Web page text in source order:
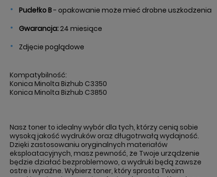
Pudełko B- opakowanie może mieć drobne uszkodzenia
Gwarancja:24 miesiące
Zdjęcie poglądowe
Kompatybilność:
Konica Minolta Bizhub C3350
Konica Minolta Bizhub C3850
Nasz toner to idealny wybór dla tych, którzy cenią sobie
wysoką jakość wydruków oraz długotrwałą wydajność.
Dzięki zastosowaniu oryginalnych materiałów
eksploatacyjnych, masz pewność, że Twoje urządzenie
będzie działać bezproblemowo, a wydruki będą zawsze
ostre i wyraźne. Wybierz toner, który sprosta Twoim